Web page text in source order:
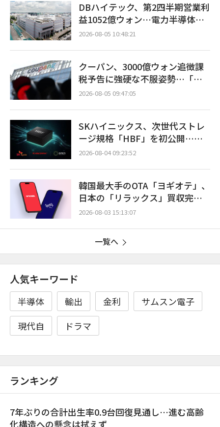
DBハイテック、第2四半期営業利
益1052億ウォン…電力半導体・A
I需要増で売上高23%増
2026-08-05 10:48:21
クーパン、3000億ウォン追徴課
税予告に強硬な不服姿勢…「韓
米同盟の新たな火種」への懸念
2026-08-05 09:47:05
SKハイニックス、次世代ストレ
ージ規格「HBF」を初公開…世
界初375層NANDも披露
2026-08-04 09:23:52
韓国最大手のOTA「ヨギオテ」、
日本の「リラックス」買収完
了…グローバルビジネス拡大に
2026-08-03 15:13:07
一覧へ
人気キーワード
半導体 輸出 金利
サムスン電子
現代自
ドラマ
ランキング
7年ぶりの合計出生率0.9台回復見通し…進む高齢
化構造への懸念は拭えず